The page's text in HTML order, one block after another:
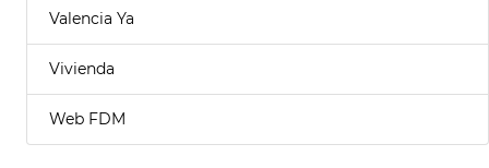
Valencia Ya
Vivienda
Web FDM